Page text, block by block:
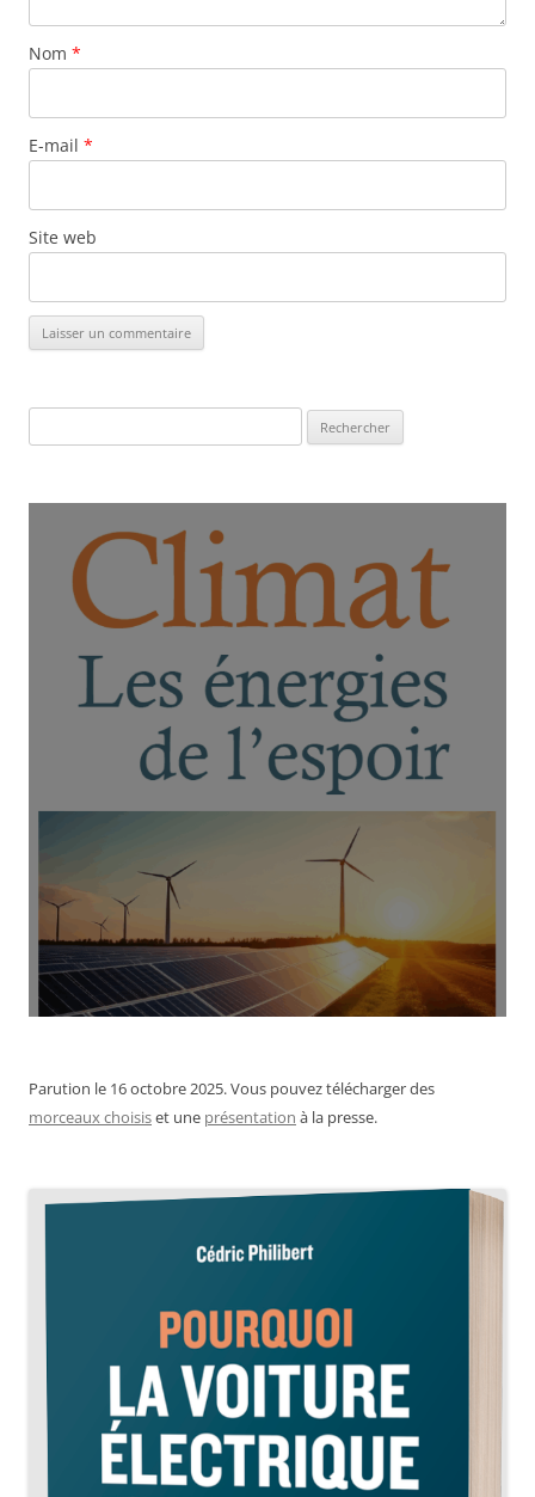
Nom *
E-mail *
Site web
Parution le 16 octobre 2025. Vous pouvez télécharger des
morceaux choisiset une présentation à la presse.